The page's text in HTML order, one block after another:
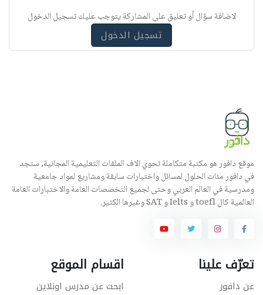
ي
لاضافة سؤال أو تعليق على المشاركة يتوجب عليك تسجيل الدخول
تسجيل الدخول
موقع دافور هو مكتبة متكاملة تحوي الاف الملفات التعليمية المجانية, ستجد
في دافور مئات الحلول لمسائل واختبارات سابقة ومشاريع لمواد جامعية
ومدرسية في العالم العربي وحتى لجميع التخصصات العامة والاختبارات العامة
العالمية كال toefl و Ielts و SAT وغيرها الكثير.
تعرّف علينا
عن دافور
اقسام الموقع
ابحث عن مدرس اونلاين